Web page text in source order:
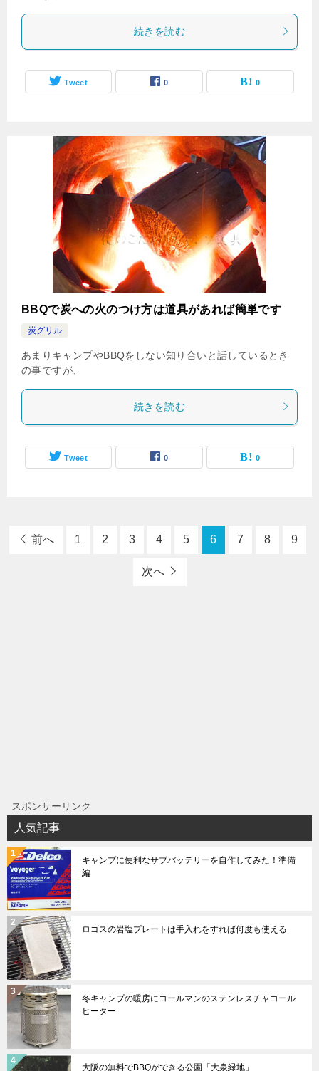
続きを読む
Tweet 0 0
BBQで炭への火のつけ方は道具があれば簡単です
炭グリル
あまりキャンプやBBQをしない知り合いと話しているとき
の事ですが、
続きを読む
Tweet 0 0
前へ 1 2 3 4 5 6 7 8 9
次へ
スポンサーリンク
人気記事
キャンプに便利なサブバッテリーを自作してみた！準備
編
ロゴスの岩塩プレートは手入れをすれば何度も使える
冬キャンプの暖房にコールマンのステンレスチャコール
ヒーター
大阪の無料でBBQができる公園「大泉緑地」